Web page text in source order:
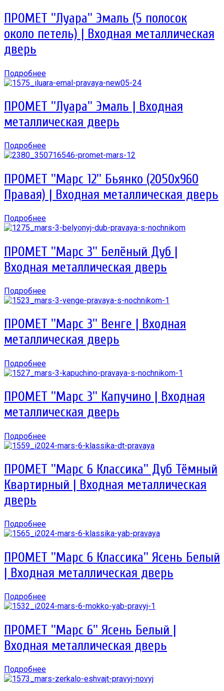
ПРОМЕТ ''Луара'' Эмаль (5 полосок
около петель) | Входная металлическая
дверь
Подробнее
ПРОМЕТ ''Луара'' Эмаль | Входная
металлическая дверь
Подробнее
ПРОМЕТ ''Марс 12'' Бьянко (2050х960
Правая) | Входная металлическая дверь
Подробнее
ПРОМЕТ ''Марс 3'' Белёный Дуб |
Входная металлическая дверь
Подробнее
ПРОМЕТ ''Марс 3'' Венге | Входная
металлическая дверь
Подробнее
ПРОМЕТ ''Марс 3'' Капучино | Входная
металлическая дверь
Подробнее
ПРОМЕТ ''Марс 6 Классика'' Дуб Тёмный
Квартирный | Входная металлическая
дверь
Подробнее
ПРОМЕТ ''Марс 6 Классика'' Ясень Белый
| Входная металлическая дверь
Подробнее
ПРОМЕТ ''Марс 6'' Ясень Белый |
Входная металлическая дверь
Подробнее